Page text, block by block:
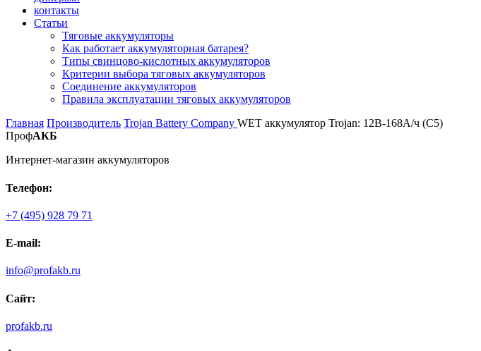
контакты
Статьи
Тяговые аккумуляторы
Как работает аккумуляторная батарея?
Типы свинцово-кислотных аккумуляторов
Критерии выбора тяговых аккумуляторов
Соединение аккумуляторов
Правила эксплуатации тяговых аккумуляторов
Главная Производитель Trojan Battery Company WET аккумулятор Trojan: 12В-168А/ч (С5)
ПрофАКБ
Интернет-магазин аккумуляторов
Телефон:
+7 (495) 928 79 71
E-mail:
info@profakb.ru
Сайт:
profakb.ru